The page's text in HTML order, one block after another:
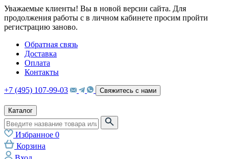
Уважаемые клиенты! Вы в новой версии сайта. Для
продолжения работы с в личном кабинете просим пройти
регистрацию заново.
Обратная связь
Доставка
Оплата
Контакты
+7 (495) 107-99-03 Свяжитесь с нами
Каталог
Избранное 0
Корзина